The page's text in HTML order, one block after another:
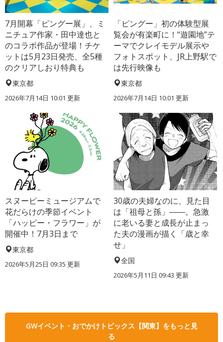
7月開幕「ピングー展」、ミ
ニチュア作家・田中達也と
のコラボ作品が登場！チケ
ットは5月23日発売、全5種
のクリアしおり特典も
東京都
2026年7月14日 10:01 更新
「ピングー」初の体験型展
覧会が有楽町に！“遊園地”テ
ーマでクレイモデル展示や
フォトスポット、JR上野駅で
は先行映像も
東京都
2026年7月14日 10:01 更新
スヌーピーミュージアムで
花だらけの季節イベント
「ハッピー・フラワー」が
開催中！7月3日まで
東京都
2026年5月25日 09:35 更新
30歳の夫婦なのに、見た目
は「祖母と孫」――。急激
に老いる妻と成長が止まっ
た夫の漫画が描く「歳と幸
せ」
全国
2026年5月11日 09:43 更新
GWイベント・おでかけトピックス【関東】をもっと見
る